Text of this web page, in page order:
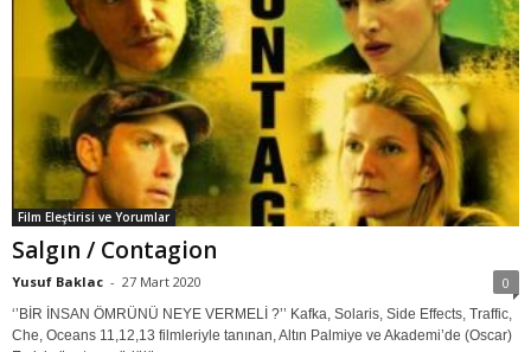
Film Eleştirisi ve Yorumlar
Salgın / Contagion
Yusuf Baklac - 27 Mart 2020 0
‘’BİR İNSAN ÖMRÜNÜ NEYE VERMELİ ?’’ Kafka, Solaris, Side Effects, Traffic,
Che, Oceans 11,12,13 filmleriyle tanınan, Altın Palmiye ve Akademi’de (Oscar)